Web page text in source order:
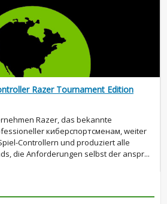
Razer Tournament Edition
Razer, das bekannte
киберспортсменам, weiter
Controllern und produziert alle
die Anforderungen selbst der anspr...